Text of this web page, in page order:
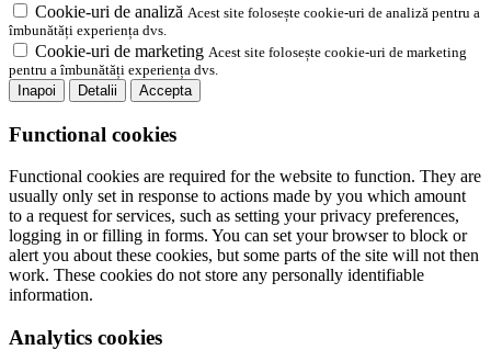
Cookie-uri de analiză Acest site folosește cookie-uri de analiză pentru a
îmbunătăți experiența dvs.
Cookie-uri de marketing Acest site folosește cookie-uri de marketing
pentru a îmbunătăți experiența dvs.
Inapoi
Detalii Accepta
Functional cookies
Functional cookies are required for the website to function. They are
usually only set in response to actions made by you which amount
to a request for services, such as setting your privacy preferences,
logging in or filling in forms. You can set your browser to block or
alert you about these cookies, but some parts of the site will not then
work. These cookies do not store any personally identifiable
information.
Analytics cookies